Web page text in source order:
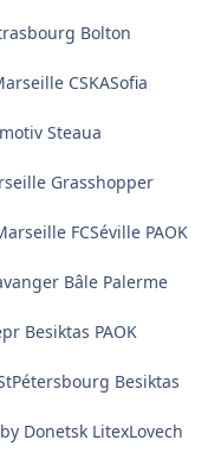
Bolton
CSKASofia
Steaua
Grasshopper
FCSéville PAOK
Bâle Palerme
Besiktas PAOK
Besiktas
Donetsk LitexLovech